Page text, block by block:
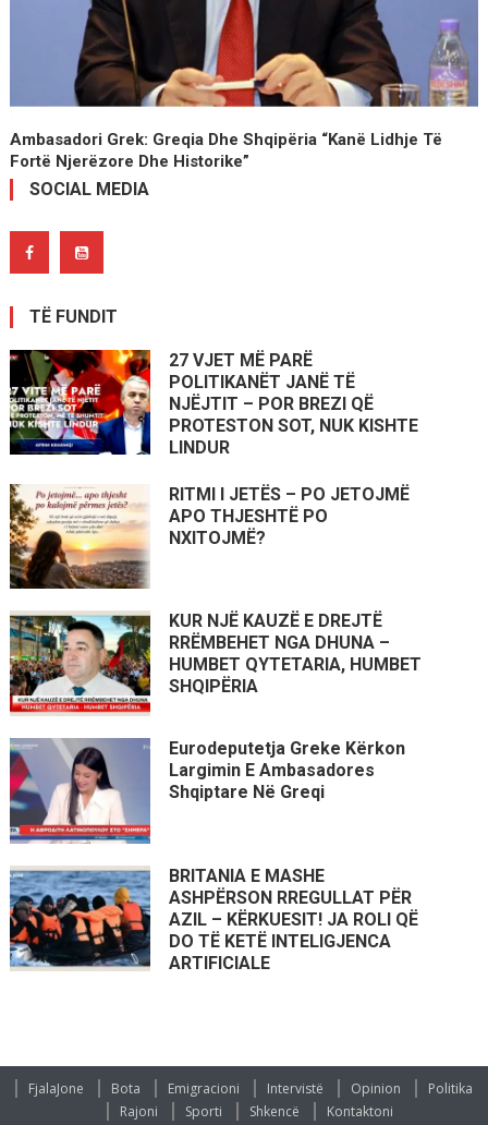
Ambasadori Grek: Greqia Dhe Shqipëria “kanë Lidhje Të
Fortë Njerëzore Dhe Historike”
SOCIAL MEDIA
TË FUNDIT
27 VJET MË PARË
POLITIKANËT JANË TË
NJËJTIT – POR BREZI QË
PROTESTON SOT, NUK KISHTE
LINDUR
RITMI I JETËS – PO JETOJMË
APO THJESHTË PO
NXITOJMË?
KUR NJË KAUZË E DREJTË
RRËMBEHET NGA DHUNA –
HUMBET QYTETARIA, HUMBET
SHQIPËRIA
Eurodeputetja Greke Kërkon
Largimin E Ambasadores
Shqiptare Në Greqi
BRITANIA E MASHE
ASHPËRSON RREGULLAT PËR
AZIL – KËRKUESIT! JA ROLI QË
DO TË KETË INTELIGJENCA
ARTIFICIALE
FjalaJone Bota Emigracioni Intervistë Opinion
Politika
Rajoni
Sporti Shkencë Kontaktoni